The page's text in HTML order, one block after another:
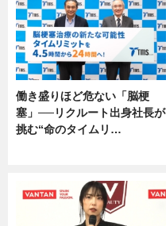
働き盛りほど危ない「脳梗
塞」──リクルート出身社長が
挑む“命のタイムリ…